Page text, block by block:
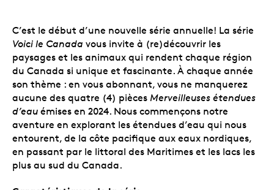
C’est le début d’une nouvelle série annuelle! La série
Voici le Canada vous invite à (re)découvrir les
paysages et les animaux qui rendent chaque région
du Canada si unique et fascinante. À chaque année
son thème : en vous abonnant, vous ne manquerez
aucune des quatre (4) pièces Merveilleuses étendues
d’eau émises en 2024. Nous commençons notre
aventure en explorant les étendues d’eau qui nous
entourent, de la côte pacifique aux eaux nordiques,
en passant par le littoral des Maritimes et les lacs les
plus au sud du Canada.